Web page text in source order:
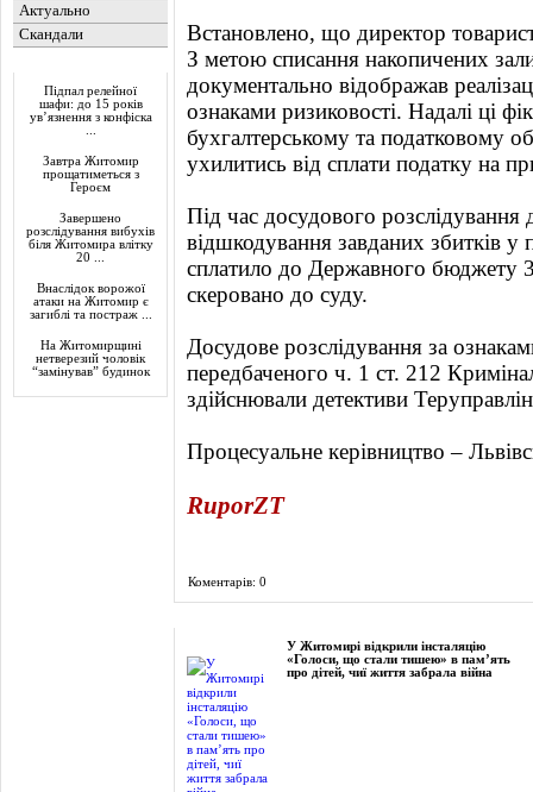
Актуально
Скандали
Підпал релейної
шафи: до 15 років
ув’язнення з конфіска
Завтра Житомир
прощатиметься з
Героєм
Завершено
розслідування вибухів
біля Житомира влітку
20 ...
Внаслідок ворожої
атаки на Житомир є
загиблі та постраж ...
На Житомирщині
нетверезий чоловік
“замінував” будинок
Встановлено, що директор
З метою списання накопичених
документально відображав
ознаками ризиковості. Надалі ці
бухгалтерському та податковому
ухилитись від сплати податку на
Під час досудового розслідування
відшкодування завданих збитків у
сплатило до Державного бюджету
скеровано до суду.
Досудове розслідування за
передбаченого ч. 1 ст. 212
здійснювали детективи
Процесуальне керівництво –
RuporZT
Коментарів: 0
У Житомирі відкрили інсталяцію
«Голоси, що стали тишею» в пам’ять
про дітей, чиї життя забрала війна